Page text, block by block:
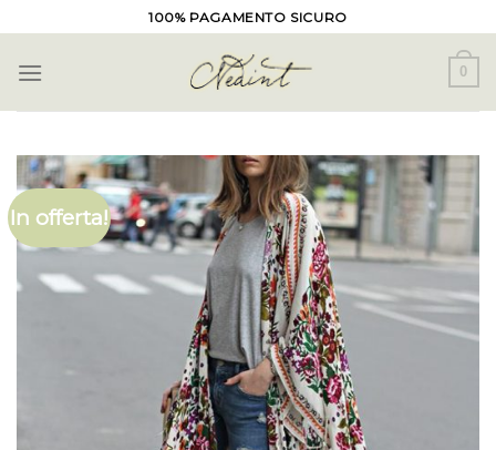
to
content
100% PAGAMENTO SICURO
0
In offerta!